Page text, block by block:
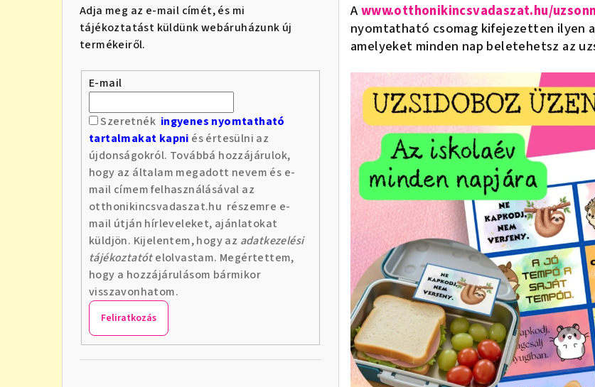
Adja meg az e-mail címét, és mi
tájékoztatást küldünk webáruházunk új
termékeiről.
E-mail
Szeretnék ingyenes nyomtatható
tartalmakat kapni és értesülni az
újdonságokról. Továbbá hozzájárulok,
hogy az általam megadott nevem és e-
mail címem felhasználásával az
otthonikincsvadaszat.hu részemre e-
mail útján hírleveleket, ajánlatokat
küldjön. Kijelentem, hogy az adatkezelési
tájékoztatótelolvastam. Megértettem,
hogy a hozzájárulásom bármikor
visszavonhatom.
Feliratkozás
Awww.otthonikincsvadaszat.hu/
nyomtatható csomag kifejezetten ilyen
amelyeket minden nap beletehetsz az